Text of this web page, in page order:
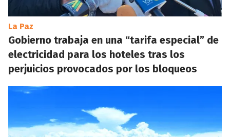
La Paz
Gobierno trabaja en una “tarifa especial” de
electricidad para los hoteles tras los
perjuicios provocados por los bloqueos